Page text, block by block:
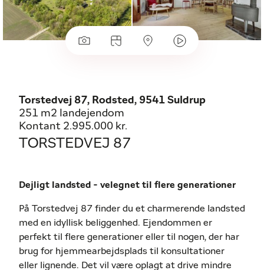
Torstedvej 87, Rodsted, 9541 Suldrup
251 m2 landejendom
Kontant 2.995.000 kr.
TORSTEDVEJ 87
Dejligt landsted - velegnet til flere generationer
På Torstedvej 87 finder du et charmerende landsted
med en idyllisk beliggenhed. Ejendommen er
perfekt til flere generationer eller til nogen, der har
brug for hjemmearbejdsplads til konsultationer
eller lignende. Det vil være oplagt at drive mindre